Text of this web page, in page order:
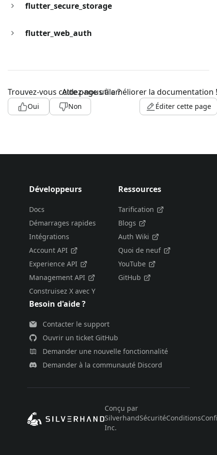
flutter_secure_storage
flutter_web_auth
Trouvez-vous cette page utile ?
Oui Non
Aidez-nous à améliorer la documentation !
Éditer cette page
Développeurs
Docs
Démarrages rapides
Intégrations
Account API
Experience API
Management API
Construisez X avec Y
Ressources
Tarification
Blogs
Auth Wiki
Quoi de neuf
YouTube
GitHub
Besoin d'aide ?
Contacter le support
Ouvrir un ticket GitHub
Demander une nouvelle fonctionnalité
Demander à la communauté Discord
Conçu par
Silverhand
Inc.
SécuritéConditions